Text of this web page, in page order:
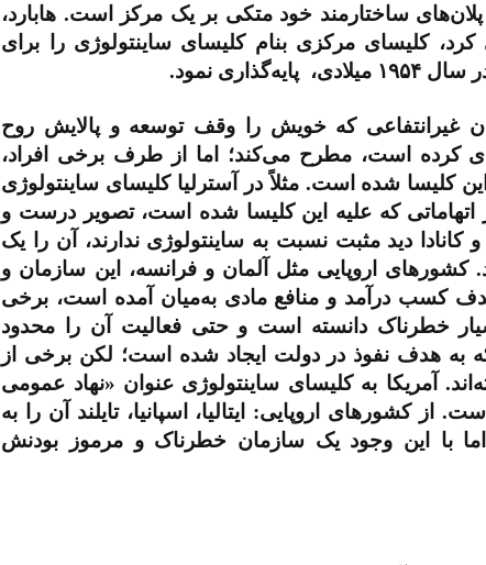
ساختارمند خود متکی بر یک مرکز است. هابارد،
کرد، کلیسای مرکزی بنام کلیسای ساینتولوژی را برای
سال ۱۹۵۴ میلادی، پایه‌گذاری نمود.
غیرانتفاعی که خویش را وقف توسعه و پالایش روح
کرده است، مطرح می‌کند؛ اما از طرف برخی افراد،
کلیسا شده است. مثلاً در آسترلیا کلیسای ساینتولوژی
که علیه این کلیسا شده است، تصویر درست و
دید مثبت نسبت به ساینتولوژی ندارند، آن را یک
کشورهای اروپایی مثل آلمان و فرانسه، این سازمان و
کسب درآمد و منافع مادی به‌میان آمده است، برخی
خطرناک دانسته است و حتی فعالیت آن را محدود
به هدف نفوذ در دولت ایجاد شده است؛ لکن برخی از
آمریکا به کلیسای ساینتولوژی عنوان «نهاد عمومی
از کشورهای اروپایی: ایتالیا، اسپانیا، تایلند آن را به
اما با این وجود یک سازمان خطرناک و مرموز بودنش